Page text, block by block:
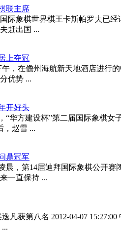
联主席
际象棋世界棋王卡斯帕罗夫
赶出国 ...
上夺冠
，在儋州海航新天地酒店进行
优势 ...
开好头
“华方建设杯”第二届国际象棋
赵雪 ...
鼎冠军
晨，第14届迪拜国际象棋公开
一直保持 ...
凡获第八名 2012-04-07